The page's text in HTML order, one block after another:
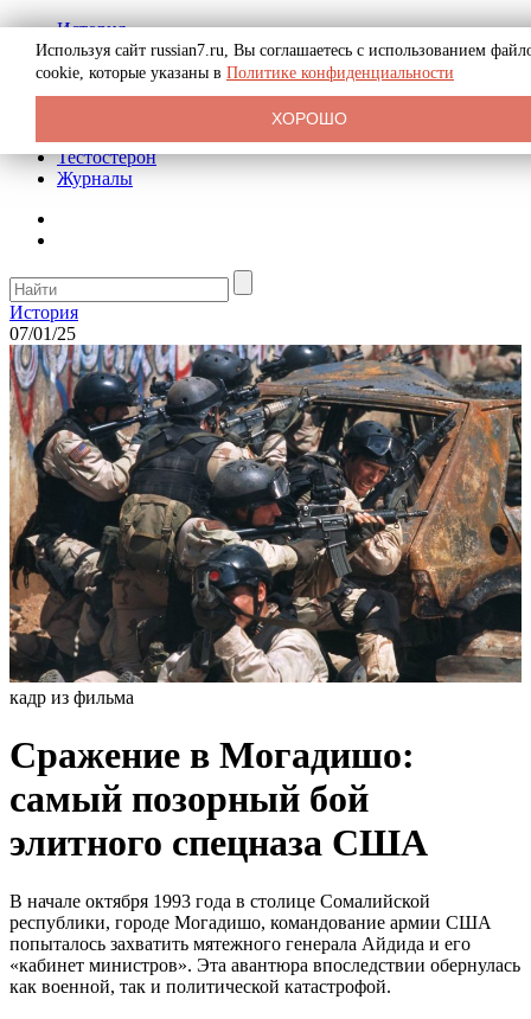
История
Биография
Криминал
Реклама на сайте
Тестостерон
Журналы
История
07/01/25
кадр из фильма
Сражение в Могадишо:
самый позорный бой
элитного спецназа США
В начале октября 1993 года в столице Сомалийской
республики, городе Могадишо, командование армии США
попыталось захватить мятежного генерала Айдида и его
«кабинет министров». Эта авантюра впоследствии обернулась
как военной, так и политической катастрофой.
Используя сайт russian7.ru, Вы соглашаетесь с использованием
cookie, которые указаны в Политике конфиденциальности
ХОРОШО